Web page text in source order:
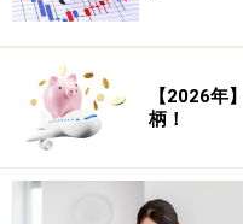
駅探チャート。Yahoo!フ
では、トヨタ自動車（
【2026年
柄！